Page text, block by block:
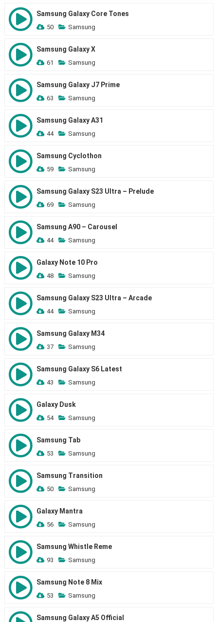
Samsung Galaxy Core Tones
50 Samsung
Samsung Galaxy X
61 Samsung
Samsung Galaxy J7 Prime
63 Samsung
Samsung Galaxy A31
44 Samsung
Samsung Cyclothon
59 Samsung
Samsung Galaxy S23 Ultra – Prelude
69 Samsung
Samsung A90 – Carousel
44 Samsung
Galaxy Note 10 Pro
48 Samsung
Samsung Galaxy S23 Ultra – Arcade
44 Samsung
Samsung Galaxy M34
37 Samsung
Samsung Galaxy S6 Latest
43 Samsung
Galaxy Dusk
54 Samsung
Samsung Tab
53 Samsung
Samsung Transition
50 Samsung
Galaxy Mantra
56 Samsung
Samsung Whistle Reme
93 Samsung
Samsung Note 8 Mix
53 Samsung
Samsung Galaxy A5 Official